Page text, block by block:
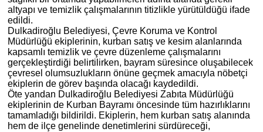
altyapı ve temizlik çalışmalarının titizlikle yürütüldüğü ifade
edildi.
Dulkadiroğlu Belediyesi, Çevre Koruma ve Kontrol
Müdürlüğü ekiplerinin, kurban satış ve kesim alanlarında
kapsamlı temizlik ve çevre düzenleme çalışmalarını
gerçekleştirdiği belirtilirken, bayram süresince oluşabilecek
çevresel olumsuzlukların önüne geçmek amacıyla nöbetçi
ekiplerin de görev başında olacağı kaydedildi.
Öte yandan Dulkadiroğlu Belediyesi Zabıta Müdürlüğü
ekiplerinin de Kurban Bayramı öncesinde tüm hazırlıklarını
tamamladığı bildirildi. Ekiplerin, hem kurban satış alanında
hem de ilçe genelinde denetimlerini sürdüreceği,